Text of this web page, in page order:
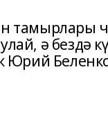
тамырлары
ә бездә
Юрий